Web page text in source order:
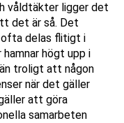
våldtäkter ligger det
det är så. Det
delas flitigt i
högt upp i
troligt att någon
när det gäller
att göra
samarbeten